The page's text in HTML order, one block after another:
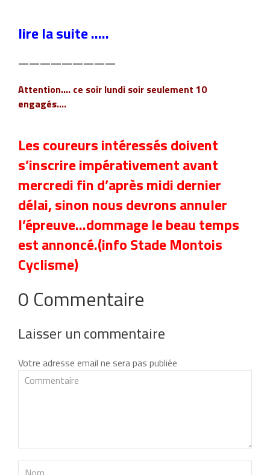
lire la suite …..
—————————
Attention…. ce soir lundi soir seulement 10
engagés….
Les coureurs intéressés doivent
s’inscrire impérativement avant
mercredi fin d’après midi dernier
délai, sinon nous devrons annuler
l’épreuve…dommage le beau temps
est annoncé.(info Stade Montois
Cyclisme)
0 Commentaire
Laisser un commentaire
Votre adresse email ne sera pas publiée